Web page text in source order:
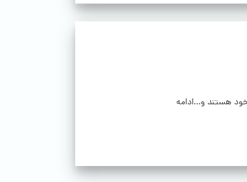
هستند و...ادامه